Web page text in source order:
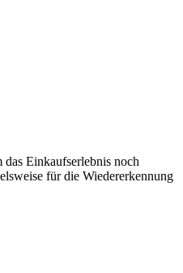
Einkaufserlebnis noch
für die Wiedererkennung